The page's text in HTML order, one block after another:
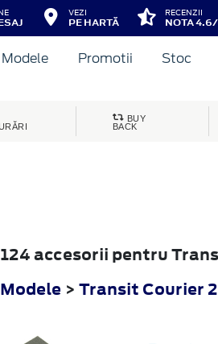
VEZI
PE HARTĂ
RECENZII
NOTA
Modele Promotii Stoc
BUY
BACK
124 accesorii pentru
Modele > Transit Courier